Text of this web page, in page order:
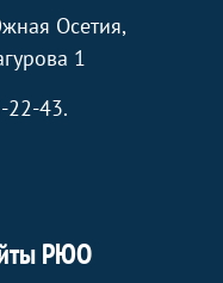
Осетия,
1
22-43.
РЮО